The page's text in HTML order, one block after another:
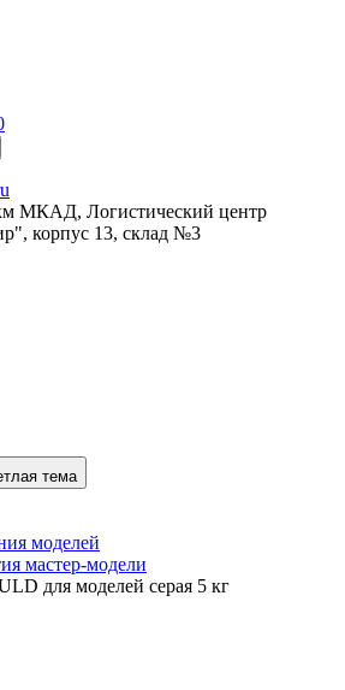
МКАД, Логистический центр
корпус 13, склад №3
тема
моделей
мастер-модели
для моделей серая 5 кг